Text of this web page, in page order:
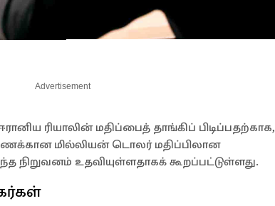
Advertisement
ரியாலின் மதிப்பைத் தாங்கிப் பிடிப்பதற்காக,
மில்லியன் டொலர் மதிப்பிலான
உதவியுள்ளதாகக் கூறப்பட்டுள்ளது.